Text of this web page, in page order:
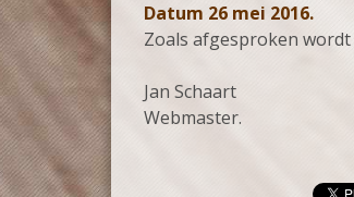
Datum 26 mei 2016.
Zoals afgesproken
Jan Schaart
Webmaster.